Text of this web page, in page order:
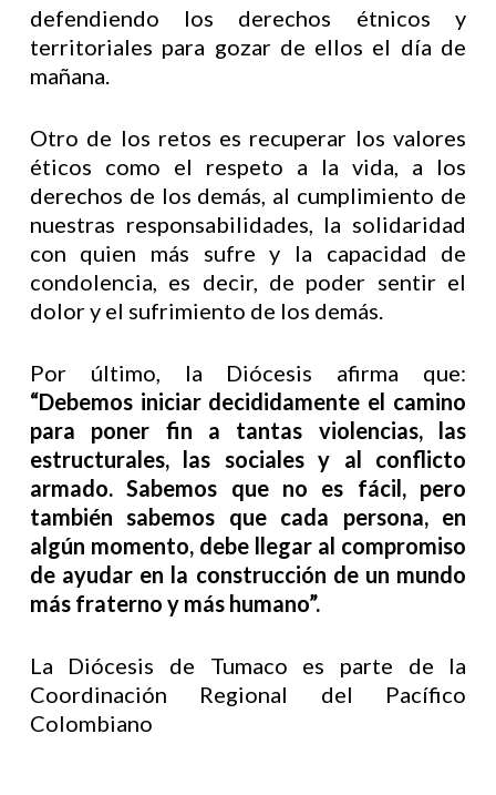
defendiendo los derechos étnicos y
territoriales para gozar de ellos el día de
mañana.
Otro de los retos es recuperar los valores
éticos como el respeto a la vida, a los
derechos de los demás, al cumplimiento de
nuestras responsabilidades, la solidaridad
con quien más sufre y la capacidad de
condolencia, es decir, de poder sentir el
dolor y el sufrimiento de los demás.
Por último, la Diócesis afirma que:
“Debemos iniciar decididamente el camino
para poner fin a tantas violencias, las
estructurales, las sociales y al conflicto
armado. Sabemos que no es fácil, pero
también sabemos que cada persona, en
algún momento, debe llegar al compromiso
de ayudar en la construcción de un mundo
más fraterno y más humano”.
La Diócesis de Tumaco es parte de la
Coordinación Regional del Pacífico
Colombiano